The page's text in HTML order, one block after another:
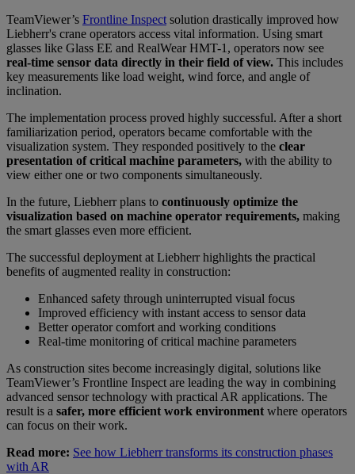
TeamViewer’s Frontline Inspect solution drastically improved how
Liebherr's crane operators access vital information. Using smart
glasses like Glass EE and RealWear HMT-1, operators now see
real-time sensor data directly in their field of view. This includes
key measurements like load weight, wind force, and angle of
inclination.
The implementation process proved highly successful. After a short
familiarization period, operators became comfortable with the
visualization system. They responded positively to the clear
presentation of critical machine parameters, with the ability to
view either one or two components simultaneously.
In the future, Liebherr plans to continuously optimize the
visualization based on machine operator requirements, making
the smart glasses even more efficient.
The successful deployment at Liebherr highlights the practical
benefits of augmented reality in construction:
Enhanced safety through uninterrupted visual focus
Improved efficiency with instant access to sensor data
Better operator comfort and working conditions
Real-time monitoring of critical machine parameters
As construction sites become increasingly digital, solutions like
TeamViewer’s Frontline Inspect are leading the way in combining
advanced sensor technology with practical AR applications. The
result is a safer, more efficient work environment where operators
can focus on their work.
Read more: See how Liebherr transforms its construction phases
with AR